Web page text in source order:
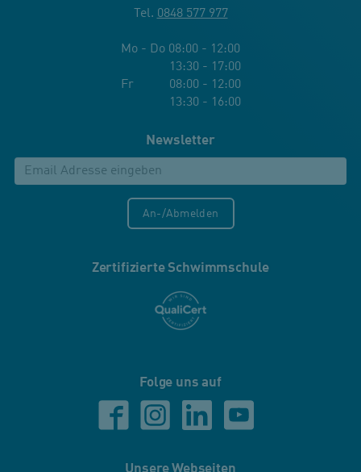
Tel. 0848 577 977
Mo - Do 08:00 - 12:00
13:30 - 17:00
Fr 08:00 - 12:00
13:30 - 16:00
Newsletter
An-/Abmelden
Zertifizierte Schwimmschule
Folge uns auf
Unsere Webseiten